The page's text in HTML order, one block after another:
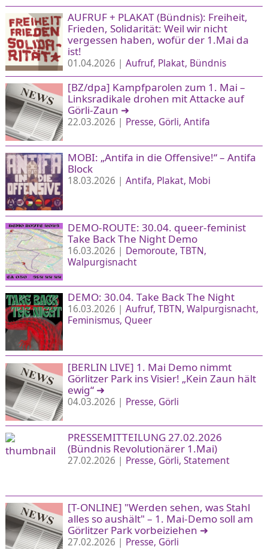
AUFRUF + PLAKAT (Bündnis): Freiheit,
Frieden, Solidarität: Weil wir nicht
vergessen haben, wofür der 1.Mai da
ist!
01.04.2026 |Aufruf Plakat Bündnis
[BZ/dpa] Kampfparolen zum 1. Mai –
Linksradikale drohen mit Attacke auf
Görli-Zaun ➜
22.03.2026 | Presse Görli Antifa
MOBI: „Antifa in die Offensive!“ – Antifa
Block
18.03.2026 |Antifa Plakat Mobi
DEMO-ROUTE: 30.04. queer-feminist
Take Back The Night Demo
16.03.2026 | Demoroute TBTN
Walpurgisnacht
DEMO: 30.04. Take Back The Night
16.03.2026 |Aufruf TBTN Walpurgisnacht
Feminismus Queer
[BERLIN LIVE] 1. Mai Demo nimmt
Görlitzer Park ins Visier! „Kein Zaun hält
ewig“ ➜
04.03.2026 | Presse Görli
PRESSEMITTEILUNG 27.02.2026
(Bündnis Revolutionärer 1.Mai)
27.02.2026 | Presse Görli Statement
[T-ONLINE] "Werden sehen, was Stahl
alles so aushält" – 1. Mai-Demo soll am
Görlitzer Park vorbeiziehen ➜
27.02.2026 | Presse Görli